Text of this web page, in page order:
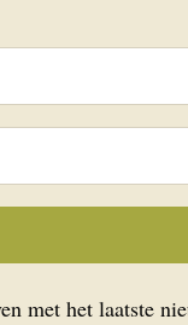
met het laatste